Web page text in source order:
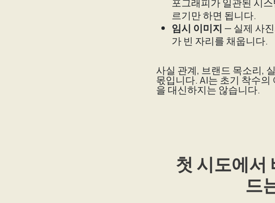
포그래피가 일관된 시
르기만 하면 됩니다.
임시 이미지 — 실제 사
가 빈 자리를 채웁니다.
사실 관계, 브랜드 목소리,
몫입니다. AI는 초기 착수
을 대신하지는 않습니다.
첫 시도에서
드